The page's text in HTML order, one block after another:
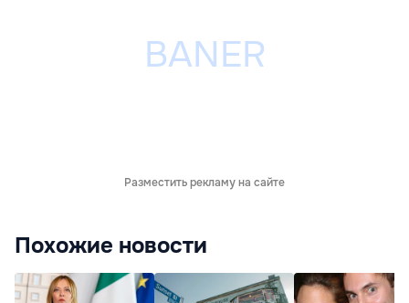
Разместить рекламу на сайте
Похожие новости